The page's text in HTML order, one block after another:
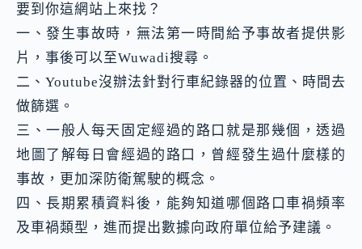
要到你這網站上來找？
一、發生事故時，無法第一時間給予事故者提供影
片，事後可以至Wuwadi搜尋。
二、Youtube沒辦法針對行車紀錄器的位置、時間去
做篩選。
三、一般人每天固定經過的路口就是那幾個，透過
地圖了解每日會經過的路口，曾經發生過什麼樣的
事故，更加深防衛駕駛的概念。
四、長期累積資料後，能夠知道哪個路口車禍頻率
及車禍類型，進而提出數據向政府單位給予建議。